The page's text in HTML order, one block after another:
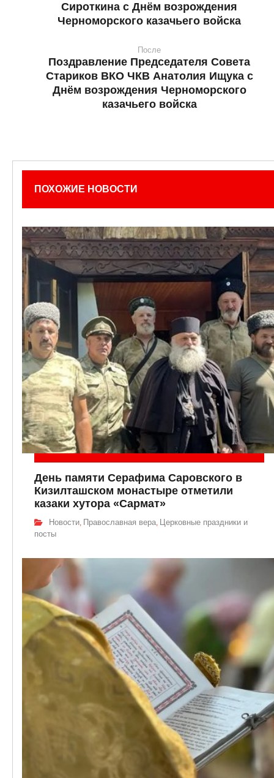
Сироткина с Днём возрождения
Черноморского казачьего войска
После
Поздравление Председателя Совета
Стариков ВКО ЧКВ Анатолия Ищука с
Днём возрождения Черноморского
казачьего войска
ПОХОЖИЕ НОВОСТИ
День памяти Серафима Саровского в
Кизилташском монастыре отметили
казаки хутора «Сармат»
Новости, Православная вера, Церковные праздники и
посты